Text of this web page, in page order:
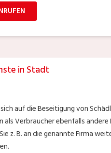
in Stadt
auf die Beseitigung von
als Verbraucher ebenfalls
z. B. an die genannte Firma